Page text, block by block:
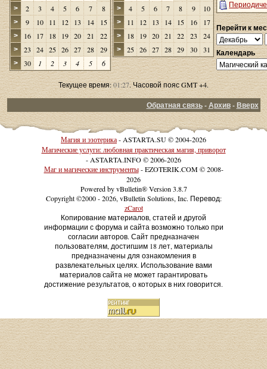
> 2 3 4 5 6 7 8
> 9 10 11 12 13 14 15
> 16 17 18 19 20 21 22
> 23 24 25 26 27 28 29
> 30 1 2 3 4 5 6
> 4 5 6 7 8 9 10
> 11 12 13 14 15 16 17
> 18 19 20 21 22 23 24
> 25 26 27 28 29 30 31
Перейти к
Календарь
Текущее время:01:27. Часовой пояс GMT +4.
Обратная связь-Архив-Вверх
Магия и эзотерика- ASTARTA.SU © 2004-2026
Магические услуги: любовная практическая магия, приворот
- ASTARTA.INFO © 2006-2026
Маг и магические инструменты- EZOTERIK.COM © 2008-
2026
Powered by vBulletin® Version 3.8.7
Copyright ©2000 - 2026, vBulletin Solutions, Inc. Перевод:
zCarot
Копирование материалов, статей и другой
информации с форума и сайта возможно только при
согласии авторов. Сайт предназначен
пользователям, достигшим 18 лет, материалы
предназначены для ознакомления в
развлекательных целях. Использование вами
материалов сайта не может гарантировать
достижение результатов, о которых в них говорится.